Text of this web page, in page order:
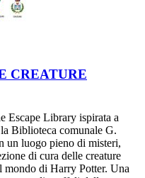
CREATURE
Escape Library ispirata a
Biblioteca comunale G.
un luogo pieno di misteri,
di cura delle creature
mondo di Harry Potter. Una